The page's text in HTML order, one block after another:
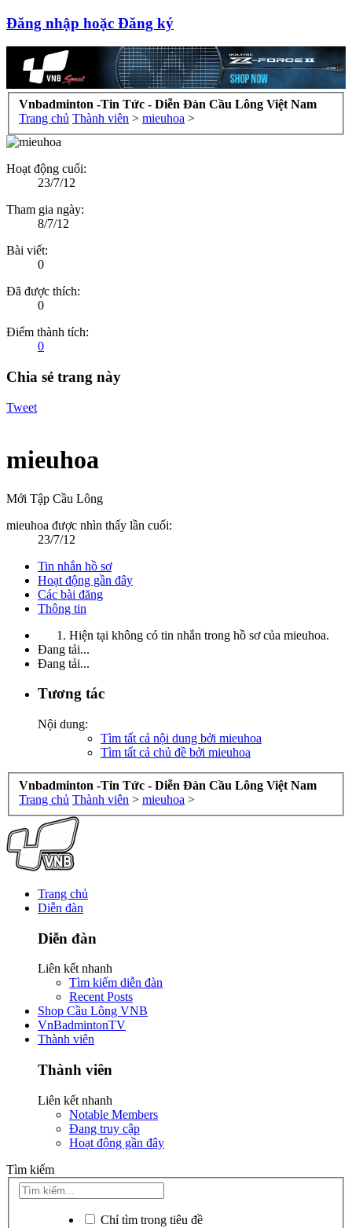
Đăng nhập hoặc Đăng ký
Vnbadminton -Tin Tức - Diễn Đàn Cầu Lông Việt Nam
Trang chủ Thành viên > mieuhoa >
Hoạt động cuối:
23/7/12
Tham gia ngày:
8/7/12
Bài viết:
0
Đã được thích:
0
Điểm thành tích:
0
Chia sẻ trang này
Tweet
mieuhoa
Mới Tập Cầu Lông
mieuhoa được nhìn thấy lần cuối:
23/7/12
Tin nhắn hồ sơ
Hoạt động gần đây
Các bài đăng
Thông tin
Hiện tại không có tin nhắn trong hồ sơ của mieuhoa.
Đang tải...
Đang tải...
Tương tác
Nội dung:
Tìm tất cả nội dung bởi mieuhoa
Tìm tất cả chủ đề bởi mieuhoa
Vnbadminton -Tin Tức - Diễn Đàn Cầu Lông Việt Nam
Trang chủ Thành viên > mieuhoa >
Trang chủ
Diễn đàn
Diễn đàn
Liên kết nhanh
Tìm kiếm diễn đàn
Recent Posts
Shop Cầu Lông VNB
VnBadmintonTV
Thành viên
Thành viên
Liên kết nhanh
Notable Members
Đang truy cập
Hoạt động gần đây
Tìm kiếm
Chỉ tìm trong tiêu đề